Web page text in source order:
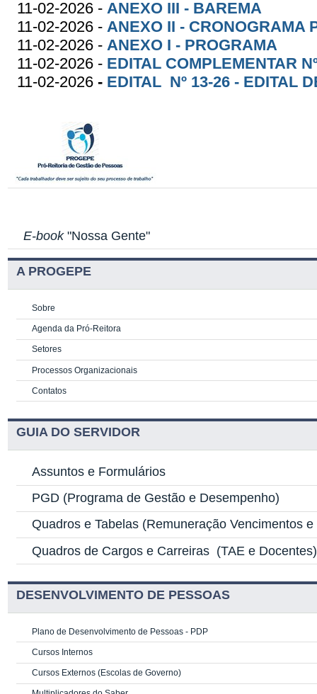
11-02-2026 -ANEXO III - BAREMA
11-02-2026 -ANEXO II - CRONOGRAMA
11-02-2026 -ANEXO I - PROGRAMA
11-02-2026 - EDITAL COMPLEMENTAR
11-02-2026 - EDITAL Nº 13-26 - EDITAL
E-book"Nossa Gente"
A PROGEPE
Sobre
Agenda da Pró-Reitora
Setores
Processos Organizacionais
Contatos
GUIA DO SERVIDOR
Assuntos e Formulários
PGD (Programa de Gestão e Desempenho)
Quadros e Tabelas (Remuneração Vencimentos
Quadros de Cargos e Carreiras (TAE e Docentes)
DESENVOLVIMENTO DE PESSOAS
Plano de Desenvolvimento de Pessoas - PDP
Cursos Internos
Cursos Externos (Escolas de Governo)